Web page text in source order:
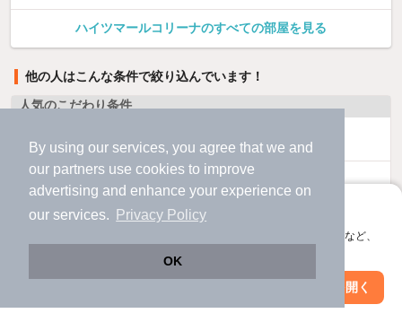
By using our services, you agree that we and
our partners use cookies to improve
advertising and enhance your experience on
our services.
Privacy Policy
OK
アプリに切り替えて、サクサクお部屋探し
会員登録なしですぐ使える。マップ検索やお気に入り保存など、
アプリを開く
ハイツマールコリーナのすべての部屋を見る
他の人はこんな条件で絞り込んでいます！
人気のこだわり条件
バス・トイレ別 2階以上
駐車場あり ペット相談
洗濯機置場あり
絞り込み条件を変更